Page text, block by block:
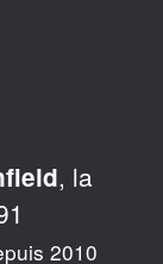
, la
2010